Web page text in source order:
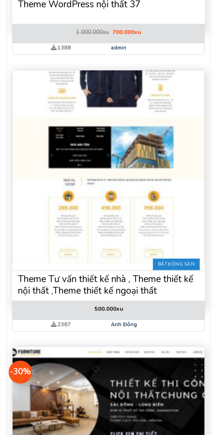
Theme WordPress nội thất 37
1.000.000xu Giá
là:
1.000.000xu.
700.000xuGiá
tại
1388 admin
BẤT ĐỘNG SẢN
Theme Tư vấn thiết kế nhà , Theme thiết kế
nội thất ,Theme thiết kế ngoại thất
500.000xu
2367
Anh Đông
-30%